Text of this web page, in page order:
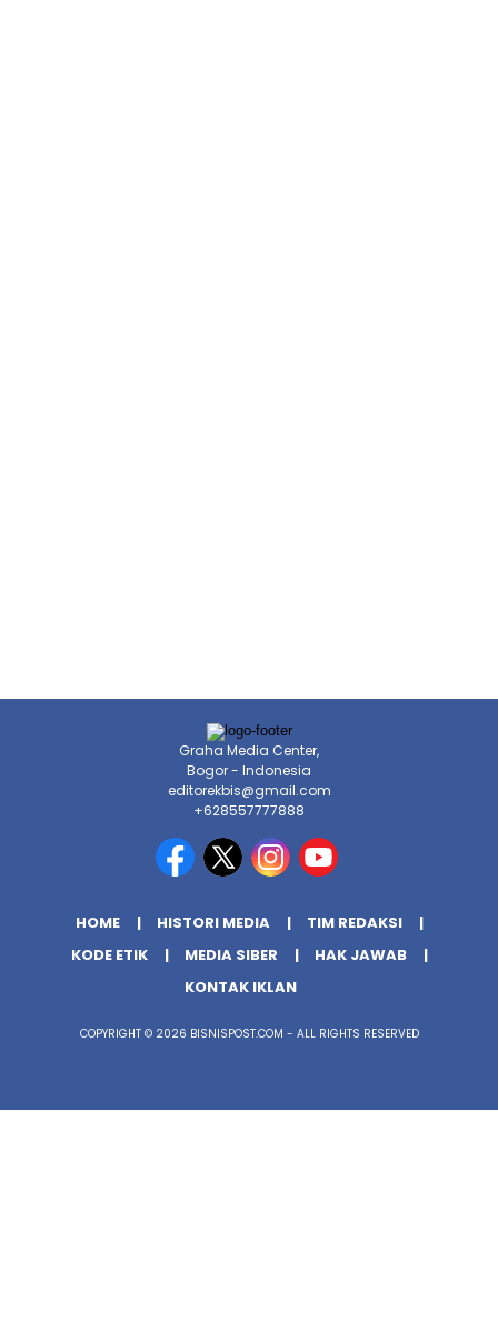
Graha Media Center,
Bogor - Indonesia
editorekbis@gmail.com
+628557777888
HOME HISTORI MEDIA
TIM REDAKSI
KODE ETIK
MEDIA SIBER
HAK JAWAB
KONTAK IKLAN
COPYRIGHT © 2026 BISNISPOST.COM - ALL RIGHTS RESERVED